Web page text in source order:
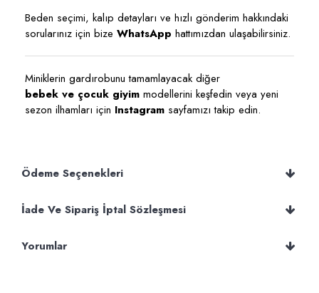
Beden seçimi, kalıp detayları ve hızlı gönderim hakkındaki
sorularınız için bize WhatsApp hattımızdan ulaşabilirsiniz.
Miniklerin gardırobunu tamamlayacak diğer
bebek ve çocuk giyim modellerini keşfedin veya yeni
sezon ilhamları için Instagram sayfamızı takip edin.
Ödeme Seçenekleri
İade Ve Sipariş İptal Sözleşmesi
Yorumlar